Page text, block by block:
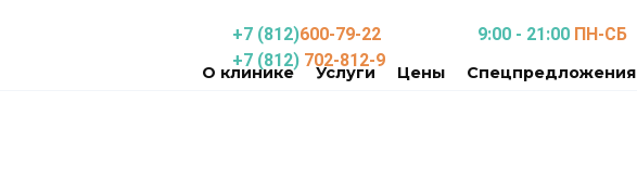
+7 (812)600-79-22
+7 (812) 702-812-9
9:00 - 21:00 ПН-СБ
О клинике Услуги Цены Спецпредложения